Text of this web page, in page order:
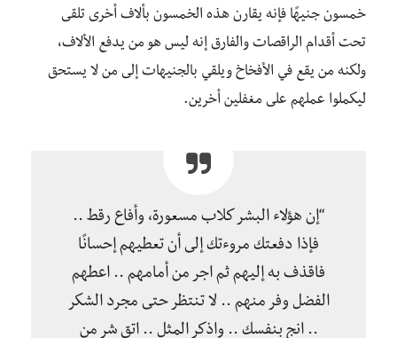
خمسون جنيهًا فإنه يقارن هذه الخمسون بألاف أخرى تلقى
تحت أقدام الراقصات والفارق إنه ليس هو من يدفع الألاف،
ولكنه من يقع في الأفخاخ ويلقي بالجنيهات إلى من لا يستحق
ليكملوا عملهم على مغفلين أخرين.
“إن هؤلاء البشر كلاب مسعورة، وأفاع رقط ..
فإذا دفعتك مروءتك إلى أن تعطيهم إحسانًا
فاقذف به إليهم ثم اجر من أمامهم .. اعطهم
الفضل وفر منهم .. لا تنتظر حتى مجرد الشكر
.. انج بنفسك .. واذكر المثل .. اتق شر من